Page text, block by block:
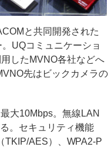
と共同開発された
UQコミュニケーショ
したMVNO各社などへ
先はビックカメラの
大10Mbps。無線LAN
。セキュリティ機能
TKIP/AES）、WPA2-P